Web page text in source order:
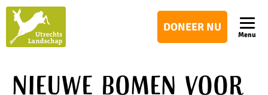
DONEER NU
Menu